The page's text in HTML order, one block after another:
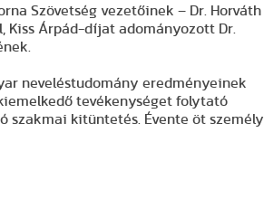
Szövetség vezetőinek – Dr. Horváth
Kiss Árpád-díjat adományozott Dr.
neveléstudomány eredményeinek
tevékenységet folytató
szakmai kitüntetés. Évente öt személy